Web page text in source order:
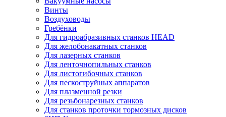
Винты
Воздуховоды
Гребёнки
Для гидроабразивных станков HEAD
Для желобонакатных станков
Для лазерных станков
Для ленточнопильных станков
Для листогибочных станков
Для пескоструйных аппаратов
Для плазменной резки
Для резьбонарезных станков
Для станков проточки тормозных дисков